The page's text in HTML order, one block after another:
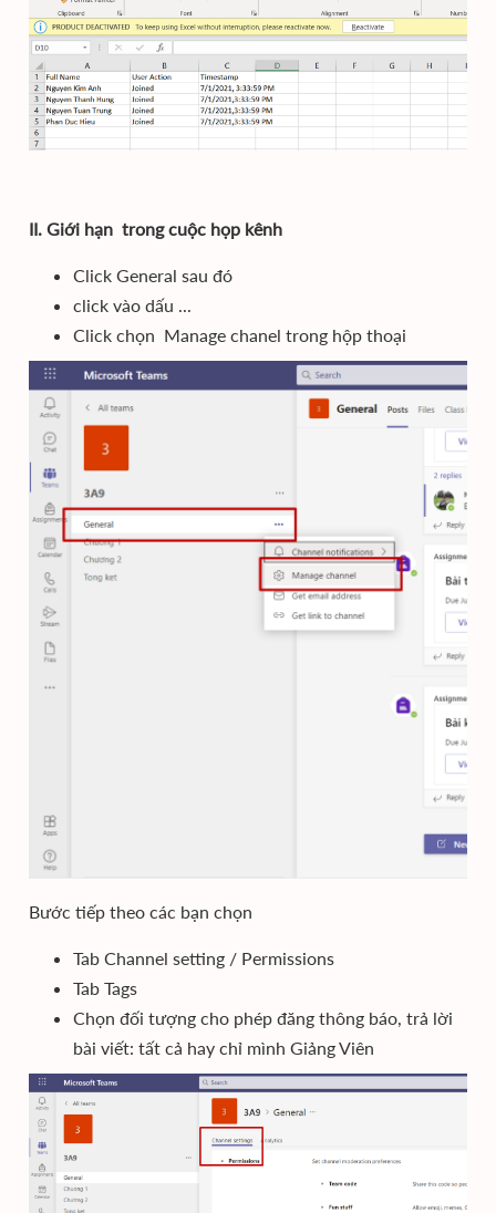
II. Giới hạn trong cuộc họp kênh
Click General sau đó
click vào dấu ...
Click chọn Manage chanel trong hộp thoại
Bước tiếp theo các bạn chọn
Tab Channel setting / Permissions
Tab Tags
Chọn đối tượng cho phép đăng thông báo, trả lời
bài viết: tất cả hay chỉ mình Giảng Viên